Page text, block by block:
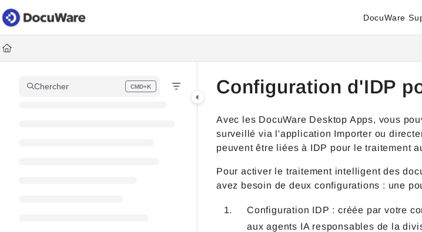
Documentation Index
Fetch the complete documentation index at:
Use this file to discover all available pages before exploring further.
DocuWare
Chercher CMD+K
Press CMD+K to open search Configuration d'IDP
Avec les DocuWare Desktop Apps, vous
surveillé via l'application Importer ou
peuvent être liées à IDP pour le traitement
Pour activer le traitement intelligent des
avez besoin de deux configurations : une
Configuration IDP : créée par votre
aux agents IA responsables de la